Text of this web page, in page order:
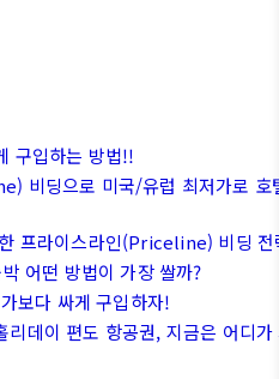
구입하는 방법!!
비딩으로 미국/유럽 최저가로 호
프라이스라인(Priceline) 비딩 전
어떤 방법이 가장 쌀까?
보다 싸게 구입하자!
리데이 편도 항공권, 지금은 어디가